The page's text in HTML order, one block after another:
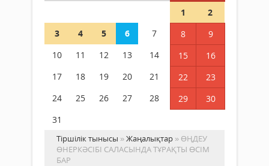
1
2
3
4 5 6 7 8
9
10
11 12 13 14 15
16
17
18 19 20 21 22
23
24
25 26 27 28 29
30
31
Тіршілік тынысы »Жаңалықтар » ӨҢДЕУ
ӨНЕРКӘСІБІ САЛАСЫНДА ТҰРАҚТЫ ӨСІМ
БАР